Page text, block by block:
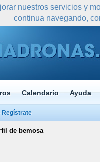
Calendario Ayuda
Regístrate
de bemosa
nuestros servicios y
continua navegando,